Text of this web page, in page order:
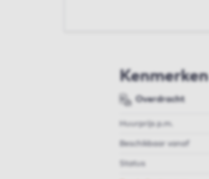
Kenmerken
Overdracht
Huurprijs p.m.
Beschikbaar vanaf
Status